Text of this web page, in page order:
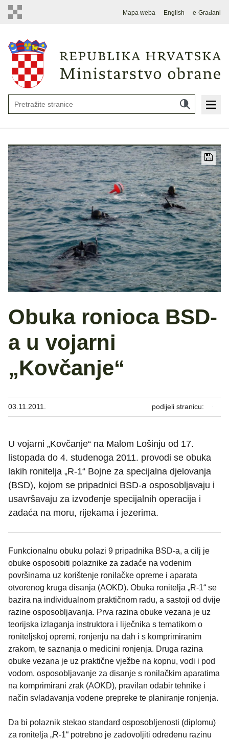
Mapa weba English e-Građani
Obuka ronioca BSD-
a u vojarni
„Kovčanje“
03.11.2011. podijeli stranicu:
U vojarni „Kovčanje“ na Malom Lošinju od 17.
listopada do 4. studenoga 2011. provodi se obuka
lakih ronitelja „R-1“ Bojne za specijalna djelovanja
(BSD), kojom se pripadnici BSD-a osposobljavaju i
usavršavaju za izvođenje specijalnih operacija i
zadaća na moru, rijekama i jezerima.
Funkcionalnu obuku polazi 9 pripadnika BSD-a, a cilj je
obuke osposobiti polaznike za zadaće na vodenim
površinama uz korištenje ronilačke opreme i aparata
otvorenog kruga disanja (AOKD). Obuka ronitelja „R-1“ se
bazira na individualnom praktičnom radu, a sastoji od dvije
razine osposobljavanja. Prva razina obuke vezana je uz
teorijska izlaganja instruktora i liječnika s tematikom o
roniteljskoj opremi, ronjenju na dah i s komprimiranim
zrakom, te saznanja o medicini ronjenja. Druga razina
obuke vezana je uz praktične vježbe na kopnu, vodi i pod
vodom, osposobljavanje za disanje s ronilačkim aparatima
na komprimirani zrak (AOKD), pravilan odabir tehnike i
način svladavanja vodene prepreke te planiranje ronjenja.
Da bi polaznik stekao standard osposobljenosti (diplomu)
za ronitelja „R-1“ potrebno je zadovoljiti određenu razinu